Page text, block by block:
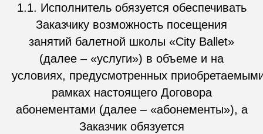
1.1. Исполнитель обязуется обеспечивать
Заказчику возможность посещения
занятий балетной школы «City Ballet»
(далее – «услуги») в объеме и на
условиях, предусмотренных
рамках настоящего Договора
абонементами (далее – «абонементы»), а
Заказчик обязуется